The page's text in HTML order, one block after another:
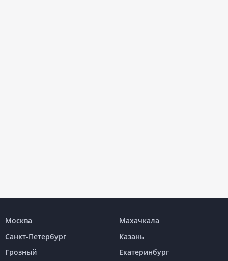
Москва
Махачкала
Санкт-Петербург
Казань
Грозный
Екатеринбург